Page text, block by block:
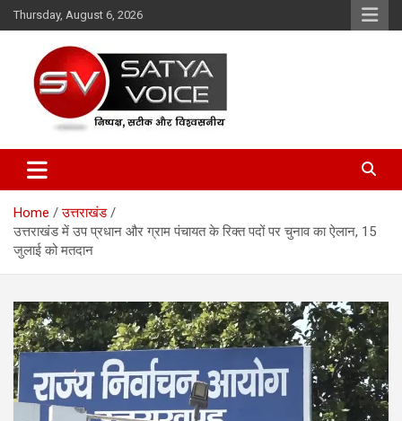
Skip
to
Thursday, August 6, 2026
Satya Voice
Home
उत्तराखंड
उत्तराखंड में उप प्रधान और ग्राम पंचायत के रिक्त पदों पर चुनाव का ऐलान, 15
जुलाई को मतदान